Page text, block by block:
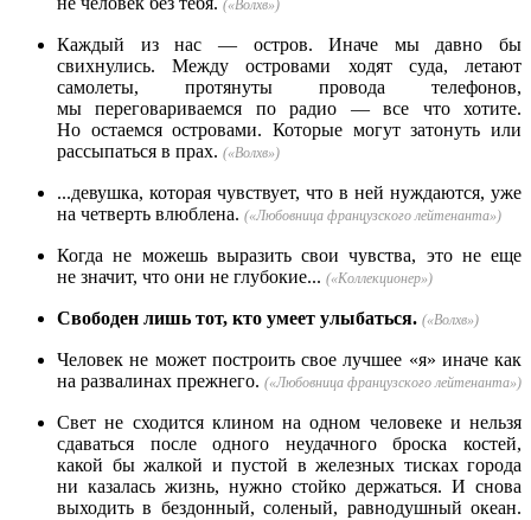
(«Волхв»)
Каждый из нас — остров. Иначе мы давно бы
свихнулись. Между островами ходят суда, летают
самолеты, протянуты провода телефонов,
мы переговариваемся по радио — все что хотите.
Но остаемся островами. Которые могут затонуть или
рассыпаться в прах. («Волхв»)
...девушка, которая чувствует, что в ней нуждаются, уже
на четверть влюблена. («Любовница французского лейтенанта»)
Когда не можешь выразить свои чувства, это не еще
не значит, что они не глубокие... («Коллекционер»)
Свободен лишь тот, кто умеет улыбаться. («Волхв»)
Человек не может построить свое лучшее «я» иначе как
на развалинах прежнего. («Любовница французского лейтенанта»)
Свет не сходится клином на одном человеке и нельзя
сдаваться после одного неудачного броска костей,
какой бы жалкой и пустой в железных тисках города
ни казалась жизнь, нужно стойко держаться. И снова
выходить в бездонный, соленый, равнодушный океан.